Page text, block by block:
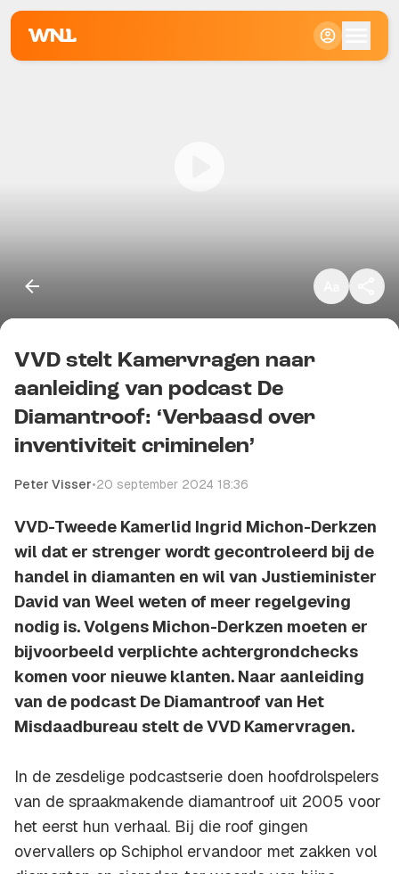
Kopieer link
VVD stelt Kamervragen naar
aanleiding van podcast De
Diamantroof: ‘Verbaasd over
inventiviteit criminelen’
Peter Visser•20 september 2024 18:36
VVD-Tweede Kamerlid Ingrid Michon-Derkzen
wil dat er strenger wordt gecontroleerd bij de
handel in diamanten en wil van Justieminister
David van Weel weten of meer regelgeving
nodig is. Volgens Michon-Derkzen moeten er
bijvoorbeeld verplichte achtergrondchecks
komen voor nieuwe klanten. Naar aanleiding
van de podcast De Diamantroof van Het
Misdaadbureau stelt de VVD Kamervragen.
In de zesdelige podcastserie doen hoofdrolspelers
van de spraakmakende diamantroof uit 2005 voor
het eerst hun verhaal. Bij die roof gingen
overvallers op Schiphol ervandoor met zakken vol